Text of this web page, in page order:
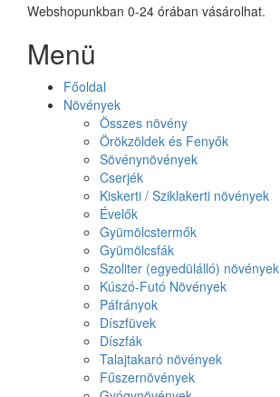
Webshopunkban 0-24 órában vásárolhat.
Menü
Főoldal
Növények
Összes növény
Örökzöldek és Fenyők
Sövénynövények
Cserjék
Kiskerti / Sziklakerti növények
Évelők
Gyümölcstermők
Gyümölcsfák
Szoliter (egyedülálló) növények
Kúszó-Futó Növények
Páfrányok
Díszfüvek
Díszfák
Talajtakaró növények
Fűszernövények